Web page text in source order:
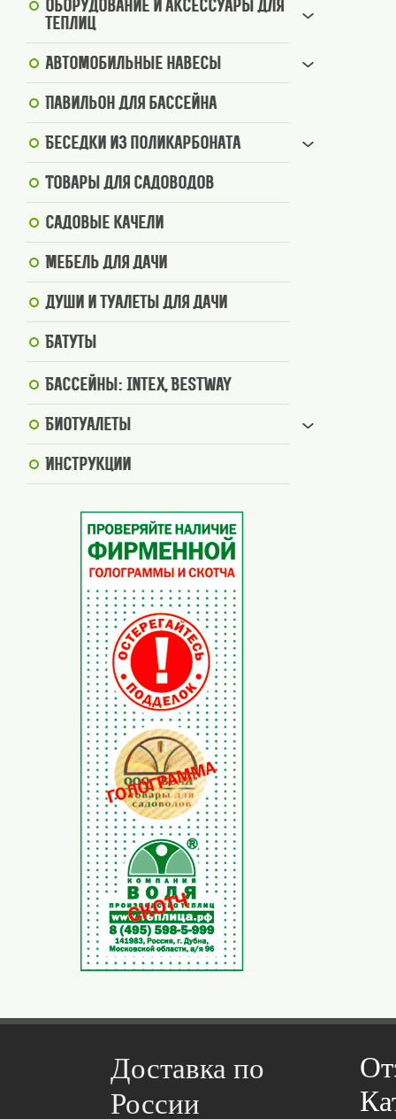
Оборудование и аксессуары для
теплиц
Автомобильные навесы
Павильон для бассейна
Беседки из поликарбоната
Товары для садоводов
Садовые качели
Мебель для дачи
Души и туалеты для дачи
Батуты
Бассейны: Intex, BestWay
Биотуалеты
Инструкции
Доставка по
России